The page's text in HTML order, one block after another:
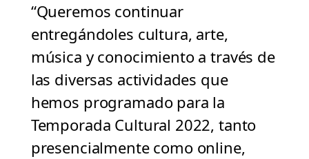
“Queremos continuar
entregándoles cultura, arte,
música y conocimiento a través de
las diversas actividades que
hemos programado para la
Temporada Cultural 2022, tanto
presencialmente como online,